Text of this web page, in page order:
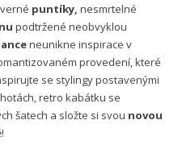
puntíky, nesmrtelné
podtržené neobvyklou
neunikne inspirace v
provedení, které
se stylingy postavenými
retro kabátku se
šatech a složte si svou novou